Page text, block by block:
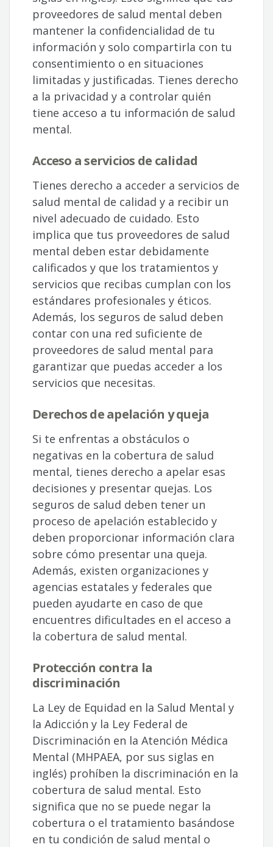
proveedores de salud mental deben
mantener la confidencialidad de tu
información y solo compartirla con tu
consentimiento o en situaciones
limitadas y justificadas. Tienes derecho
a la privacidad y a controlar quién
tiene acceso a tu información de salud
mental.
Acceso a servicios de calidad
Tienes derecho a acceder a servicios de
salud mental de calidad y a recibir un
nivel adecuado de cuidado. Esto
implica que tus proveedores de salud
mental deben estar debidamente
calificados y que los tratamientos y
servicios que recibas cumplan con los
estándares profesionales y éticos.
Además, los seguros de salud deben
contar con una red suficiente de
proveedores de salud mental para
garantizar que puedas acceder a los
servicios que necesitas.
Derechos de apelación y queja
Si te enfrentas a obstáculos o
negativas en la cobertura de salud
mental, tienes derecho a apelar esas
decisiones y presentar quejas. Los
seguros de salud deben tener un
proceso de apelación establecido y
deben proporcionar información clara
sobre cómo presentar una queja.
Además, existen organizaciones y
agencias estatales y federales que
pueden ayudarte en caso de que
encuentres dificultades en el acceso a
la cobertura de salud mental.
Protección contra la
discriminación
La Ley de Equidad en la Salud Mental y
la Adicción y la Ley Federal de
Discriminación en la Atención Médica
Mental (MHPAEA, por sus siglas en
inglés) prohíben la discriminación en la
cobertura de salud mental. Esto
significa que no se puede negar la
cobertura o el tratamiento basándose
en tu condición de salud mental o